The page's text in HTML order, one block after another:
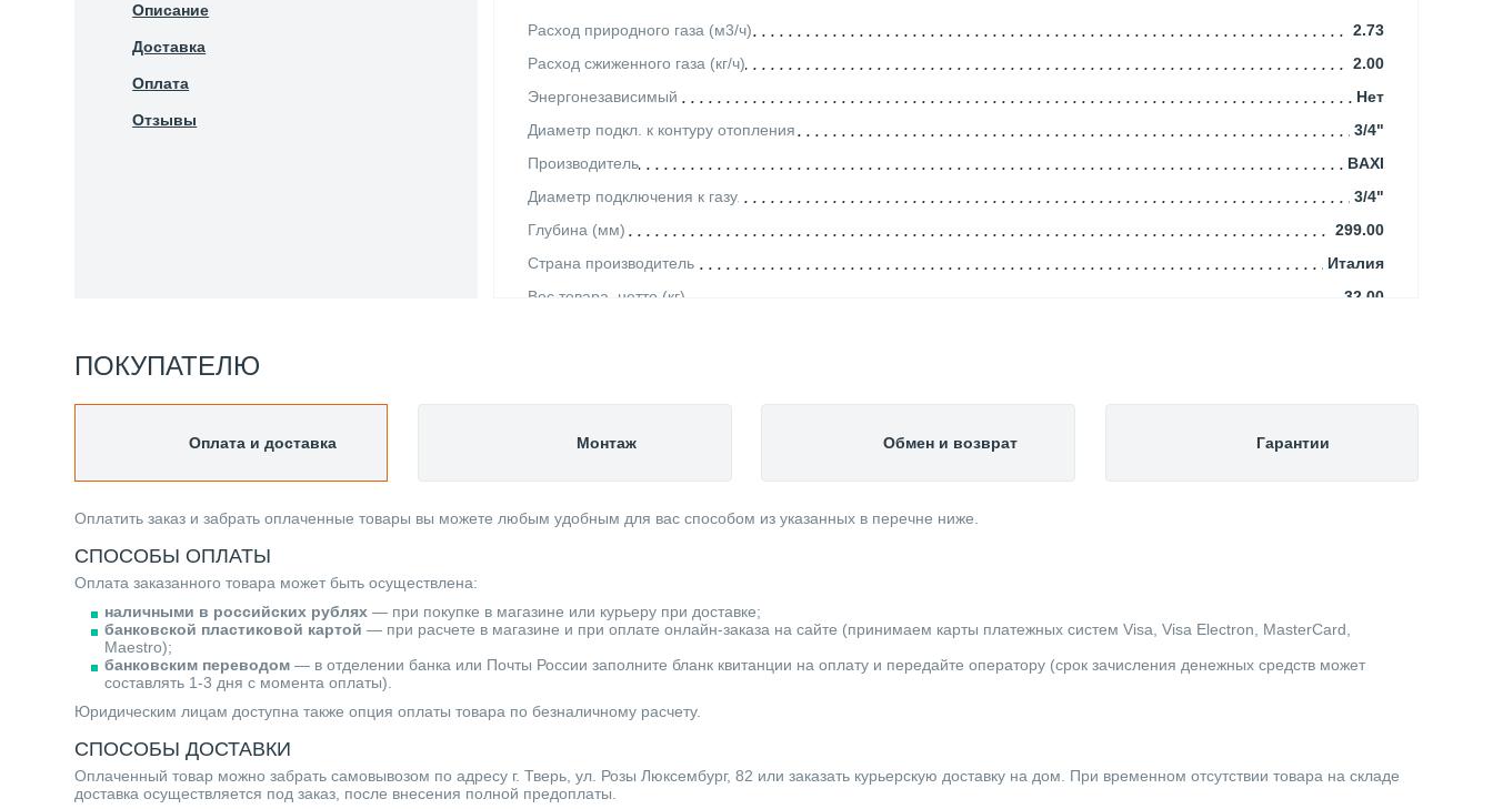
Расход природного газа (м3/ч)
2.73
Расход сжиженного газа (кг/ч)
2.00
Энергонезависимый
Нет
Диаметр подкл. к контуру отопления
3/4"
Производитель
BAXI
Диаметр подключения к газу
3/4"
Глубина (мм)
299.00
Страна производитель
Италия
Вес товара, нетто (кг)
32.00
Способ монтажа
Диаметр дымохода (мм)
(60-100)/80
Вид топлива
Природный газ / Сжиженный газ
Описание
Доставка
Оплата
Отзывы
ПОКУПАТЕЛЮ
Оплата и доставка
Оплатить заказ и забрать оплаченные товары вы можете любым удобным для вас способом из указанных в перечне ниже.
СПОСОБЫ ОПЛАТЫ
Оплата заказанного товара может быть осуществлена:
наличными в российских рублях — при покупке в магазине или курьеру при доставке;
банковской пластиковой картой — при расчете в магазине и при оплате онлайн-заказа на сайте (принимаем карты платежных систем Visa, Visa Electron, MasterCard,
Maestro);
банковским переводом — в отделении банка или Почты России заполните бланк квитанции на оплату и передайте оператору (срок зачисления денежных средств может
составлять 1-3 дня с момента оплаты).
Юридическим лицам доступна также опция оплаты товара по безналичному расчету.
СПОСОБЫ ДОСТАВКИ
Оплаченный товар можно забрать самовывозом по адресу г. Тверь, ул. Розы Люксембург, 82 или заказать курьерскую доставку на дом. При временном отсутствии товара на складе
доставка осуществляется под заказ, после внесения полной предоплаты.
Монтаж Обмен и возврат Гарантии